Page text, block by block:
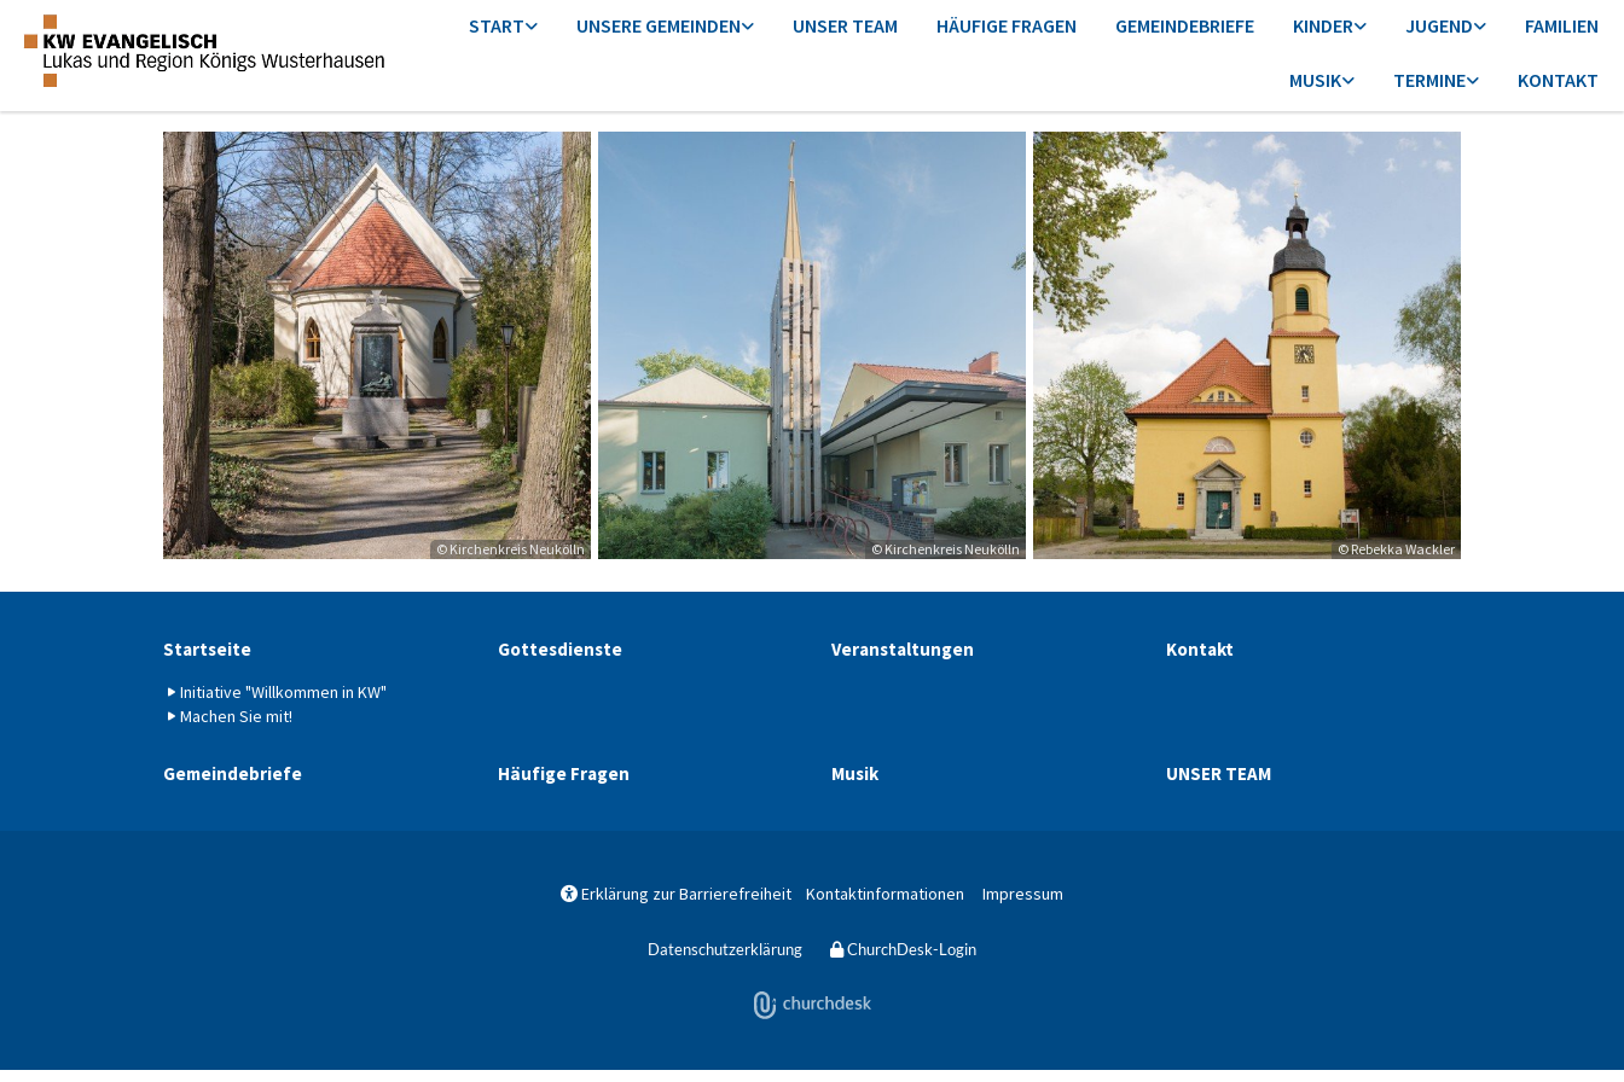
START UNSERE GEMEINDEN UNSER TEAM HÄUFIGE FRAGEN GEMEINDEBRIEFE KINDER JUGEND FAMILIEN
MUSIK TERMINE KONTAKT
© Kirchenkreis Neukölln © Kirchenkreis Neukölln © Rebekka Wackler
Startseite
Initiative "Willkommen in KW"
Machen Sie mit!
Gottesdienste Veranstaltungen Kontakt
Gemeindebriefe Häufige Fragen Musik UNSER TEAM
 Erklärung zur Barrierefreiheit Kontaktinformationen Impressum
Datenschutzerklärung ChurchDesk-Login